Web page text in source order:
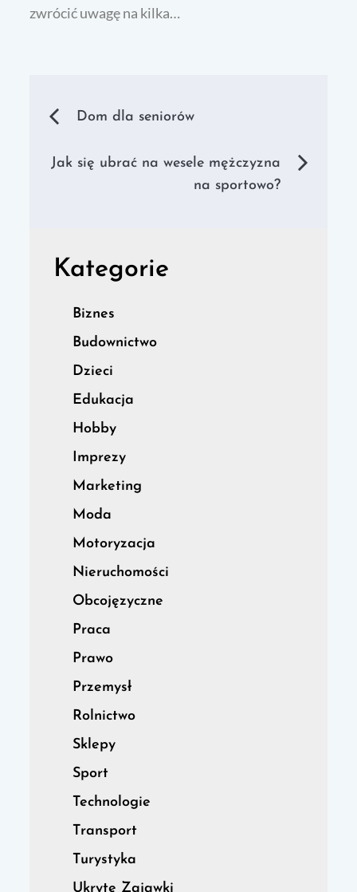
zwrócić uwagę na kilka…
Nawigacja
wpisu
Dom dla seniorów
Jak się ubrać na wesele mężczyzna
na sportowo?
Kategorie
Biznes
Budownictwo
Dzieci
Edukacja
Hobby
Imprezy
Marketing
Moda
Motoryzacja
Nieruchomości
Obcojęzyczne
Praca
Prawo
Przemysł
Rolnictwo
Sklepy
Sport
Technologie
Transport
Turystyka
Ukryte Zajawki